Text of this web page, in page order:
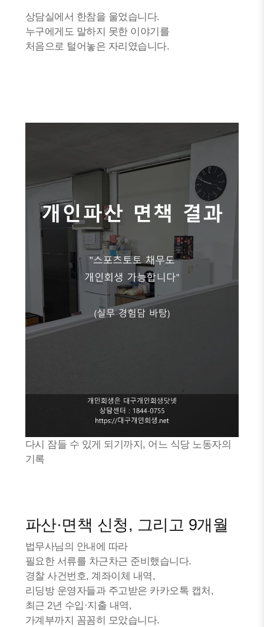
상담실에서 한참을 울었습니다.
누구에게도 말하지 못한 이야기를
처음으로 털어놓은 자리였습니다.
다시 잠들 수 있게 되기까지, 어느 식당 노동자의
기록
파산·면책 신청, 그리고 9개월
법무사님의 안내에 따라
필요한 서류를 차근차근 준비했습니다.
경찰 사건번호, 계좌이체 내역,
리딩방 운영자들과 주고받은 카카오톡 캡처,
최근 2년 수입·지출 내역,
가계부까지 꼼꼼히 모았습니다.